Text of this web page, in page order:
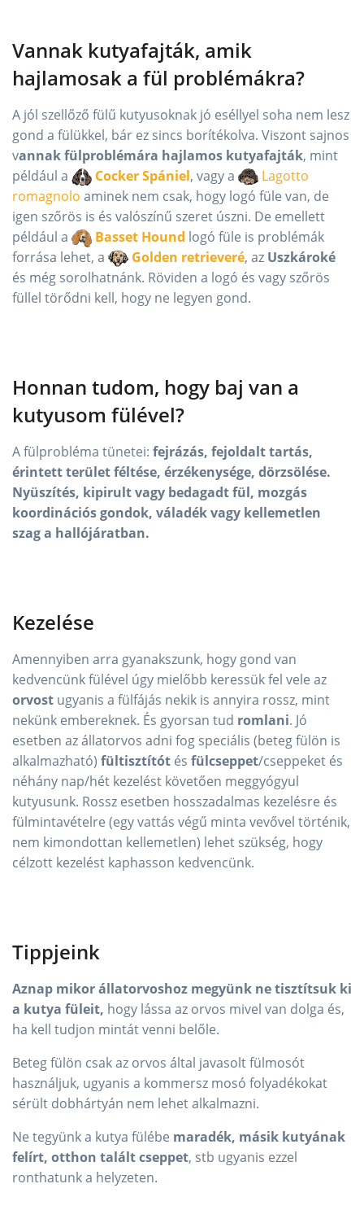
Vannak kutyafajták, amik
hajlamosak a fül problémákra?
A jól szellőző fülű kutyusoknak jó eséllyel soha nem lesz
gond a fülükkel, bár ez sincs borítékolva. Viszont sajnos
vannak fülproblémára hajlamos kutyafajták, mint
például a
Cocker Spániel, vagy a
Lagotto
romagnolo aminek nem csak, hogy logó füle van, de
igen szőrös is és valószínű szeret úszni. De emellett
például a
Basset Hound logó füle is problémák
forrása lehet, a
Golden retrieveré, az Uszkároké
és még sorolhatnánk. Röviden a logó és vagy szőrös
füllel törődni kell, hogy ne legyen gond.
Honnan tudom, hogy baj van a
kutyusom fülével?
A fülprobléma tünetei: fejrázás, fejoldalt tartás,
érintett terület féltése, érzékenysége, dörzsölése.
Nyüszítés, kipirult vagy bedagadt fül, mozgás
koordinációs gondok, váladék vagy kellemetlen
szag a hallójáratban.
Kezelése
Amennyiben arra gyanakszunk, hogy gond van
kedvencünk fülével úgy mielőbb keressük fel vele az
orvost ugyanis a fülfájás nekik is annyira rossz, mint
nekünk embereknek. És gyorsan tud romlani. Jó
esetben az állatorvos adni fog speciális (beteg fülön is
alkalmazható) fültisztítót és fülcseppet/cseppeket és
néhány nap/hét kezelést követően meggyógyul
kutyusunk. Rossz esetben hosszadalmas kezelésre és
fülmintavételre (egy vattás végű minta vevővel történik,
nem kimondottan kellemetlen) lehet szükség, hogy
célzott kezelést kaphasson kedvencünk.
Tippjeink
Aznap mikor állatorvoshoz megyünk ne tisztítsuk ki
a kutya füleit, hogy lássa az orvos mivel van dolga és,
ha kell tudjon mintát venni belőle.
Beteg fülön csak az orvos által javasolt fülmosót
használjuk, ugyanis a kommersz mosó folyadékokat
sérült dobhártyán nem lehet alkalmazni.
Ne tegyünk a kutya fülébe maradék, másik kutyának
felírt, otthon talált cseppet, stb ugyanis ezzel
ronthatunk a helyzeten.